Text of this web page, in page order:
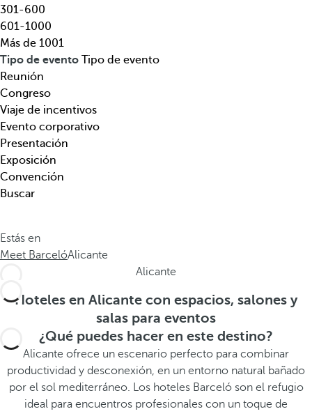
i
n
o
,
t
e
m
á
t
i
c
a
.
d
e
f
l
e
c
h
a
h
a
c
i
b
a
e
b
301-600
601-1000
Más de 1001
Tipo de evento Tipo de evento
Reunión
Congreso
Viaje de incentivos
Evento corporativo
Presentación
Exposición
Convención
Buscar
Estás en
Meet BarcelóAlicante
Alicante
Hoteles en Alicante con espacios, salones y
salas para eventos
¿Qué puedes hacer en este destino?
Alicante ofrece un escenario perfecto para combinar
productividad y desconexión, en un entorno natural bañado
por el sol mediterráneo. Los hoteles Barceló son el refugio
ideal para encuentros profesionales con un toque de